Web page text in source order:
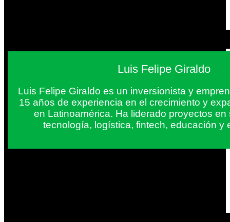
Luis Felipe Giraldo
Luis Felipe Giraldo es un inversionista y
15 años de experiencia en el crecimiento y
en Latinoamérica. Ha liderado proyectos en
tecnología, logística, fintech, educación y